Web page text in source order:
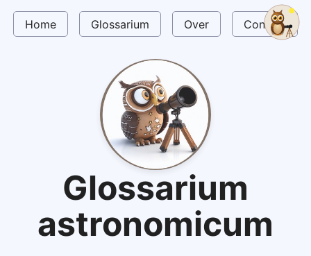
Home Glossarium Over Contact
Glossarium
astronomicum